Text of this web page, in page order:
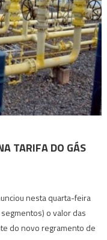
TARIFA DO GÁS
nesta quarta-feira
o valor das
do novo regramento de